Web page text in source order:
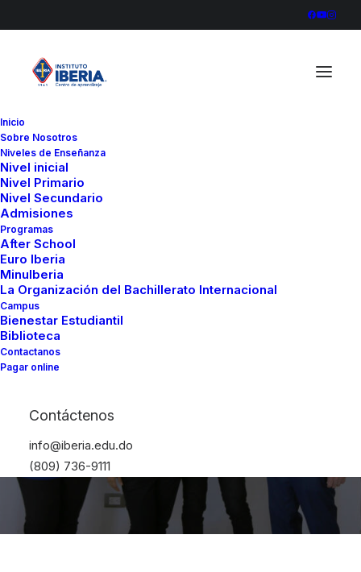
Inicio
Sobre Nosotros
Niveles de Enseñanza
Nivel inicial
Nivel Primario
Nivel Secundario
Admisiones
Programas
After School
Euro Iberia
MinuIberia
La Organización del Bachillerato Internacional
Campus
Bienestar Estudiantil
Biblioteca
Contactanos
Pagar online
Contáctenos
info@iberia.edu.do
(809) 736-9111
proyecto "La Música
en los Procesos de